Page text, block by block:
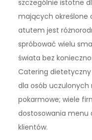
szczególnie istotne
mających określone
atutem jest
spróbować wielu
świata bez
Catering dietetyczny
dla osób uczulonych
pokarmowe; wiele
dostosowania menu
klientów.